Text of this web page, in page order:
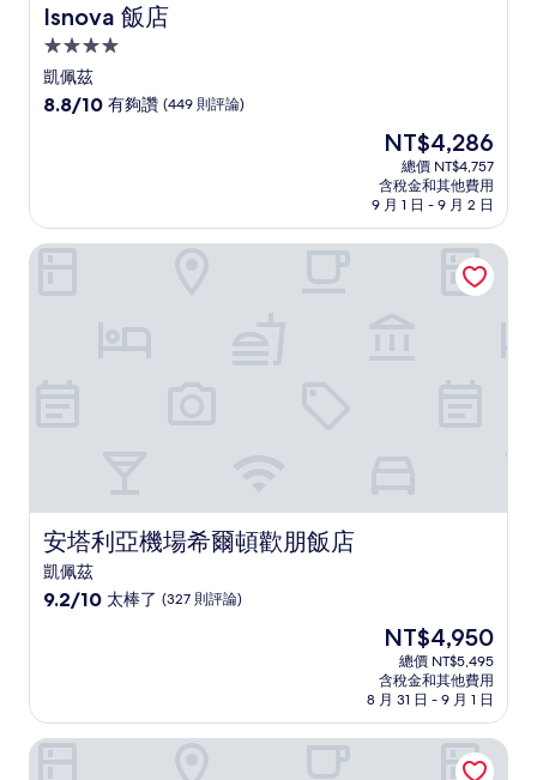
Isnova 飯店
Isnova 飯店
4.0
星
級
凱佩茲
8.8
有
夠
8.8/10 有夠讚 (449 則評論)
現
價
格
為
NT$4,286
NT$4,286
總價 NT$4,757
含稅金和其他費用
9 月 1 日 - 9 月 2 日
安塔利亞機場希爾頓歡朋飯店
安塔利亞機場希爾頓歡朋飯店
凱佩茲
9.2
太
棒
9.2/10 太棒了 (327 則評論)
現
價
格
為
NT$4,950
NT$4,950
總價 NT$5,495
含稅金和其他費用
8 月 31 日 - 9 月 1 日
安塔利亞機場希爾頓歡朋飯店
蘇家飯店和水上樂園